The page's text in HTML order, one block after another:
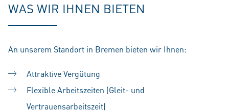
WAS WIR IHNEN BIETEN
An unserem Standort in Bremen bieten wir Ihnen:
Attraktive Vergütung
Flexible Arbeitszeiten (Gleit- und
Vertrauensarbeitszeit)